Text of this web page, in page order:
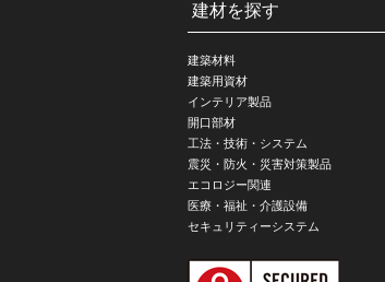
建材を探す
建築材料
建築用資材
インテリア製品
開口部材
工法・技術・システム
震災・防火・災害対策製品
エコロジー関連
医療・福祉・介護設備
セキュリティーシステム